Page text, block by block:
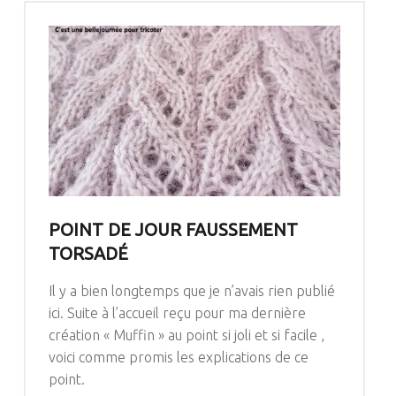
POINT DE JOUR FAUSSEMENT
TORSADÉ
Il y a bien longtemps que je n’avais rien publié
ici. Suite à l’accueil reçu pour ma dernière
création « Muffin » au point si joli et si facile ,
voici comme promis les explications de ce
point.